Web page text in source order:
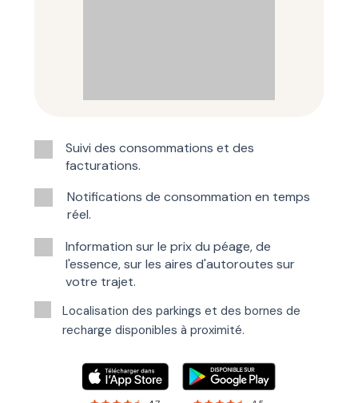
Suivi des consommations et des
facturations.
Notifications de consommation en temps
réel.
Information sur le prix du péage, de
l'essence, sur les aires d'autoroutes sur
votre trajet.
Localisation des parkings et des bornes de
recharge disponibles à proximité.